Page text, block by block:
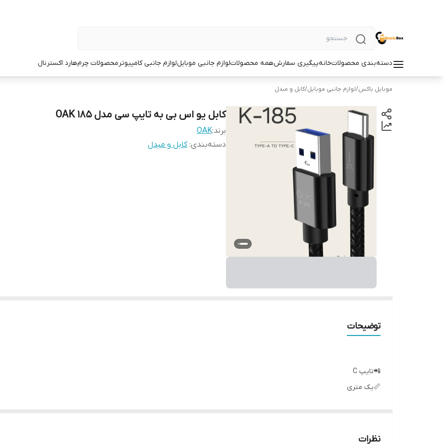
دسته‌بندی محصولاتخانهپیگیری سفارشهمه محصولاتلوازم جانبی موبایللوازم جانبی کامپیوترمحصولات چرمهارد اکسترنال
موبایل باکس/لوازم جانبی موبایل/کابل و مبدل
کابل یو اس بی به تایپ سی مدل 185 OAK
برند:OAK
دسته‌بندی:کابل و مبدل
توضیحات
📲تایپ C
📏یک متری
〽️انتقال دیتا فست
نظرات